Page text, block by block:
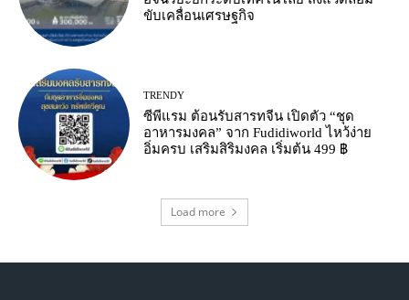
ขับเคลื่อนเศรษฐกิจ
TRENDY
ซีพีแรม ต้อนรับสารทจีน เปิดตัว “ชุด
อาหารมงคล” จาก Fudidiworld ไหว้ง่าย
อิ่มครบ เสริมสิริมงคล เริ่มต้น 499 ฿
Load more